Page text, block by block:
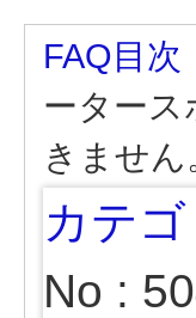
FAQ目次
ーター
きません
カテ
No :